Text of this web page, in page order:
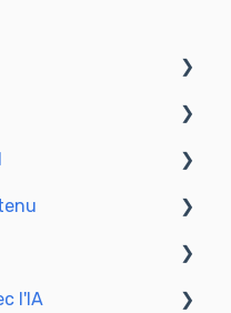
mode de
l'IA